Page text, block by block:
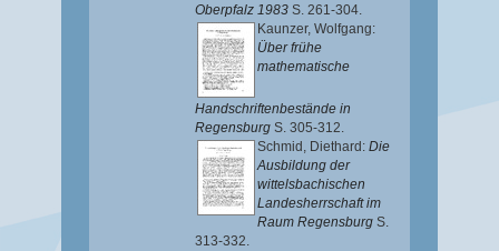
Oberpfalz 1983 S. 261-304.
Kaunzer, Wolfgang:
Über frühe
mathematische
Handschriftenbestände in
Regensburg S. 305-312.
Schmid, Diethard : Die
Ausbildung der
wittelsbachischen
Landesherrschaft im
Raum Regensburg S.
313-332.